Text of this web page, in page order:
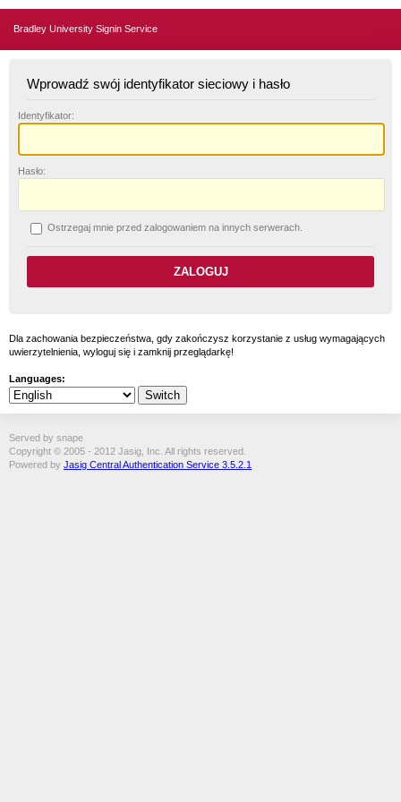
Bradley University Signin Service
Wprowadź swój identyfikator sieciowy i hasło
Identyfikator:
Hasło:
Ostrzegaj mnie przed zalogowaniem na innych serwerach.
Dla zachowania bezpieczeństwa, gdy zakończysz korzystanie z usług wymagających
uwierzytelnienia, wyloguj się i zamknij przeglądarkę!
Languages:
Served by snape
Copyright © 2005 - 2012 Jasig, Inc. All rights reserved.
Powered by Jasig Central Authentication Service 3.5.2.1